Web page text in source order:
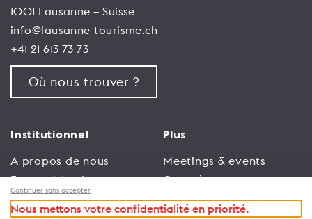
1001 Lausanne – Suisse
info@lausanne-tourisme.ch
+41 21 613 73 73
Où nous trouver ?
Institutionnel
A propos de nous
Espace Membres
Emploi
Plus
Meetings & events
Congrès
Trade
Continuer sans accepter
Nous mettons votre confidentialité en priorité.